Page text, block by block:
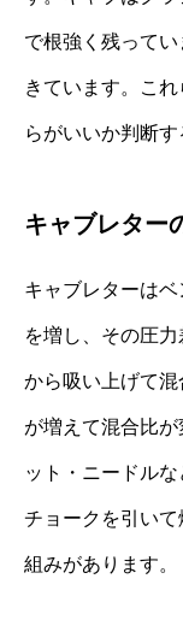
で根強く残って
きています。こ
らがいいか判断す
キャブレター
キャブレターは
を増し、その圧
から吸い上げて
が増えて混合比
ット・ニードル
チョークを引い
組みがあります。